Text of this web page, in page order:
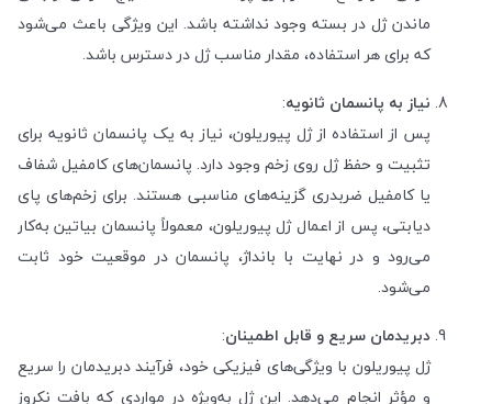
ماندن ژل در بسته وجود نداشته باشد. این ویژگی باعث می‌شود
که برای هر استفاده، مقدار مناسب ژل در دسترس باشد.
نیاز به پانسمان ثانویه:
پس از استفاده از ژل پیوریلون، نیاز به یک پانسمان ثانویه برای
تثبیت و حفظ ژل روی زخم وجود دارد. پانسمان‌های کامفیل شفاف
یا کامفیل ضربدری گزینه‌های مناسبی هستند. برای زخم‌های پای
دیابتی، پس از اعمال ژل پیوریلون، معمولاً پانسمان بیاتین به‌کار
می‌رود و در نهایت با بانداژ، پانسمان در موقعیت خود ثابت
می‌شود.
دبریدمان سریع و قابل اطمینان:
ژل پیوریلون با ویژگی‌های فیزیکی خود، فرآیند دبریدمان را سریع
و مؤثر انجام می‌دهد. این ژل به‌ویژه در مواردی که بافت نکروز